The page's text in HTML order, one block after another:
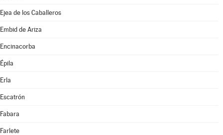
Ejea de los Caballeros
Embid de Ariza
Encinacorba
Épila
Erla
Escatrón
Fabara
Farlete